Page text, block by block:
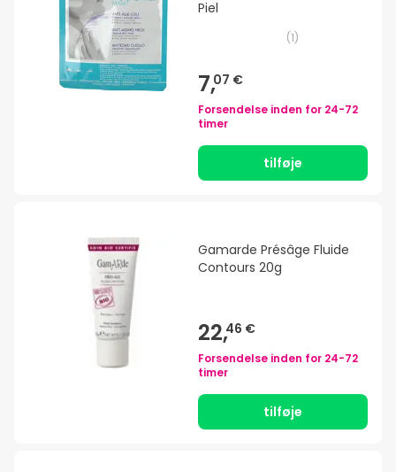
Piel
(1)
7,07 €
Forsendelse inden for 24-72
timer
tilføje
Gamarde Présâge Fluide
Contours 20g
22,46 €
Forsendelse inden for 24-72
timer
tilføje